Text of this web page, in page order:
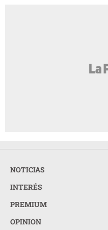
NOTICIAS
INTERÉS
PREMIUM
OPINION